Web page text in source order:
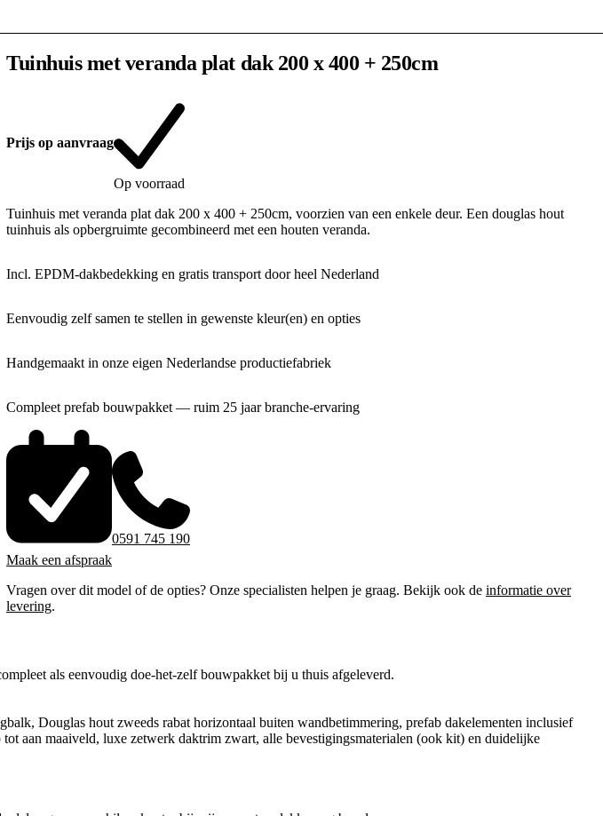
Tuinhuis met veranda plat dak 200 x 400 + 250cm
Prijs op aanvraag
Op voorraad
Tuinhuis met veranda plat dak 200 x 400 + 250cm, voorzien van een enkele deur. Een douglas hout
tuinhuis als opbergruimte gecombineerd met een houten veranda.
Incl. EPDM-dakbedekking en gratis transport door heel Nederland
Eenvoudig zelf samen te stellen in gewenste kleur(en) en opties
Handgemaakt in onze eigen Nederlandse productiefabriek
Compleet prefab bouwpakket — ruim 25 jaar branche-ervaring
Maak een afspraak
0591 745 190
Vragen over dit model of de opties? Onze specialisten helpen je graag. Bekijk ook de informatie over
levering.
als eenvoudig doe-het-zelf bouwpakket bij u thuis afgeleverd.
Douglas hout zweeds rabat horizontaal buiten wandbetimmering, prefab dakelementen inclusief
aan maaiveld, luxe zetwerk daktrim zwart, alle bevestigingsmaterialen (ook kit) en duidelijke